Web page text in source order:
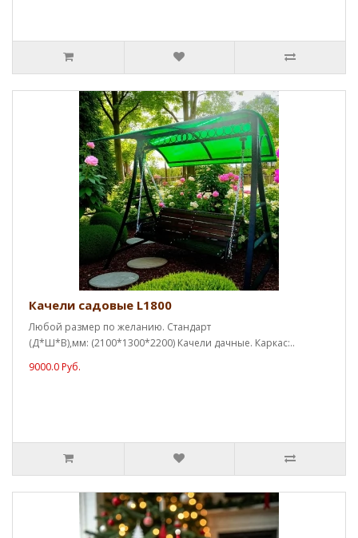
Качели садовые L1800
Любой размер по желанию. Стандарт
(Д*Ш*В),мм: (2100*1300*2200) Качели дачные. Каркас:..
9000.0 Руб.